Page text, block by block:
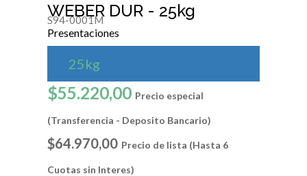
WEBER DUR - 25kg
S94-0001M
Presentaciones
25kg
$55.220,00 Precio especial
(Transferencia - Deposito Bancario)
$64.970,00 Precio de lista (Hasta 6
Cuotas sin Interes)